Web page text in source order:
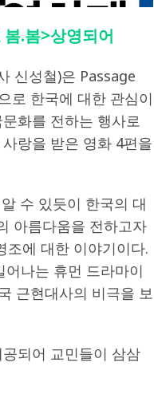
.봄>상영되어
신성철)은 Passage
로 한국에 대한 관심이
화를 전하는 행사로
랑을 받은 영화 4편을
수 있듯이 한국의 대
아름다움을 전하고자
조에 대한 이야기이다.
나는 휴먼 드라마이
근현대사의 비극을 보
되어 교민들이 삼삼